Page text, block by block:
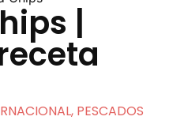
|
, PESCADOS